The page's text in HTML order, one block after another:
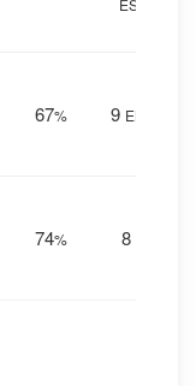
ESE
67% 9 ENE
74% 8